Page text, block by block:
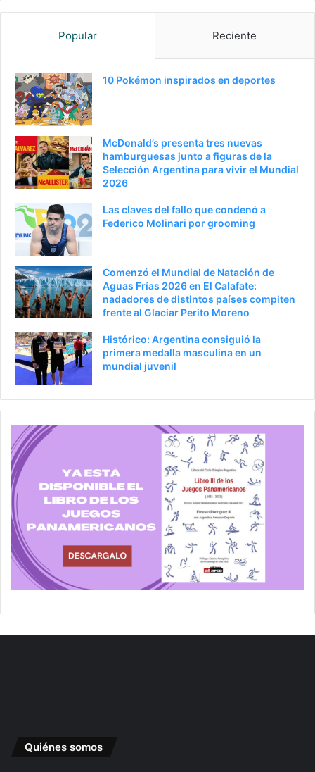
Popular Reciente
10 Pokémon inspirados en deportes
McDonald’s presenta tres nuevas
hamburguesas junto a figuras de la
Selección Argentina para vivir el Mundial
2026
Las claves del fallo que condenó a
Federico Molinari por grooming
Comenzó el Mundial de Natación de
Aguas Frías 2026 en El Calafate:
nadadores de distintos países compiten
frente al Glaciar Perito Moreno
Histórico: Argentina consiguió la
primera medalla masculina en un
mundial juvenil
Quiénes somos